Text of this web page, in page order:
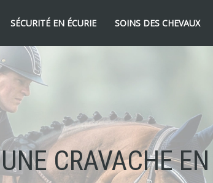
SÉCURITÉ EN ÉCURIE SOINS DES CHEVAUX
CRAVACHE